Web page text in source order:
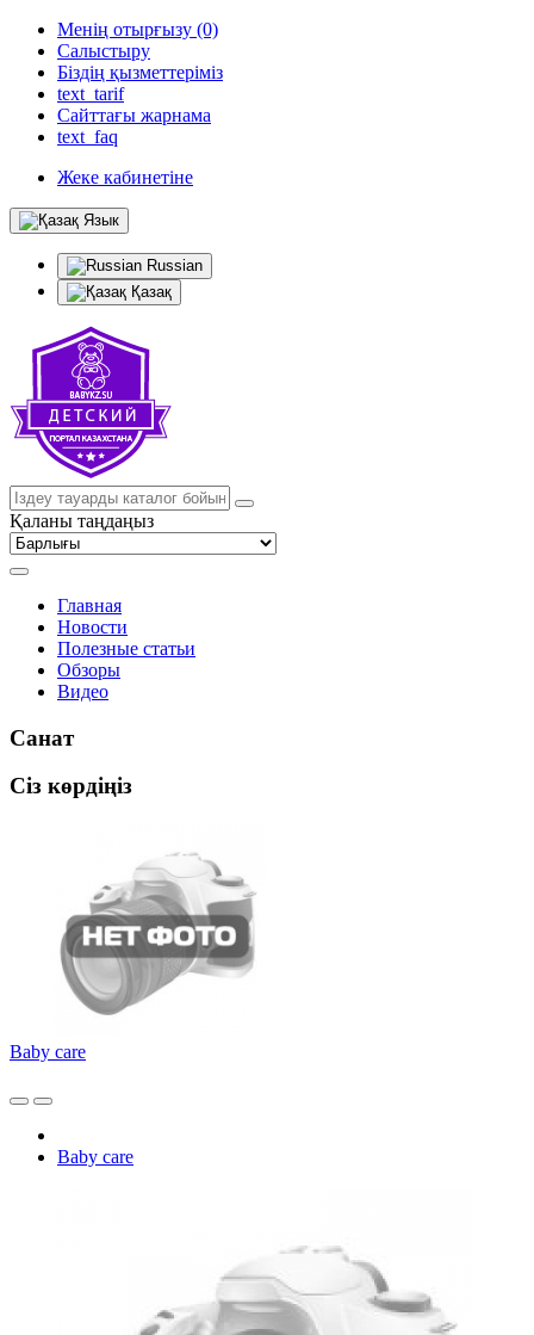
Менің отырғызу (0)
Салыстыру
Біздің қызметтеріміз
text_tarif
Сайттағы жарнама
text_faq
Жеке кабинетіне
Язык
Russian
Қазақ
Қаланы таңдаңыз
Главная
Новости
Полезные статьи
Обзоры
Видео
Санат
Сіз көрдіңіз
Baby care
Baby care